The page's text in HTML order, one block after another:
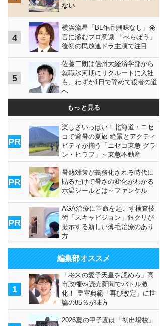
ない
4
横浜流星「BL作品興味なし」発
言に滲むプロ意識 「べらぼう」
後初の民放連ドラ主演で注目
5
佐藤二朗は信州大経済学部から
就職氷河期にリクルートに入社
も、わずか1日で辞めて役者の道
へ
もっと見る
PR
楽しさいっぱい！北海道・ニセ
コで避暑の夏旅 絶景とアクティ
ビティが揃う「ニセコ東急 グラ
ン・ヒラフ」～東急不動産
PR
暑熱対策が義務化される時代に
貼るだけで暑さの変化がわかる
示温シールとは～ファンケル
PR
AGA治療に革命を起こす検査技
術「スキャビジョン」銀クリが
提示する新しい薄毛治療のあり
方
編集部オススメ
1
「将来の愛子天皇を認めろ」高
市政権vs読売新聞でバトル激
化！ 皇室典範「再び改定」に世
論の85％が味方
2026夏の甲子園は「初出場校」